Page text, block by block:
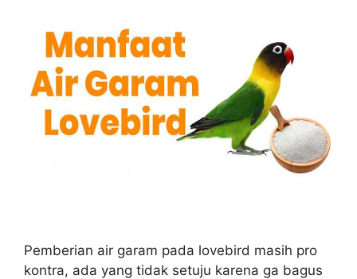
Pemberian air garam pada lovebird masih pro
kontra, ada yang tidak setuju karena ga bagus